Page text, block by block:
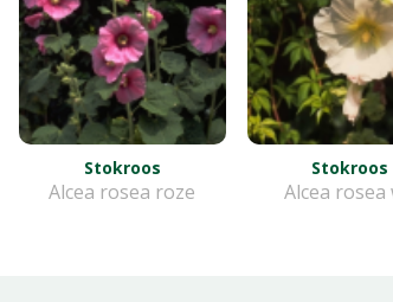
Stokroos
Alcea rosea roze
Stokroos
Alcea rosea